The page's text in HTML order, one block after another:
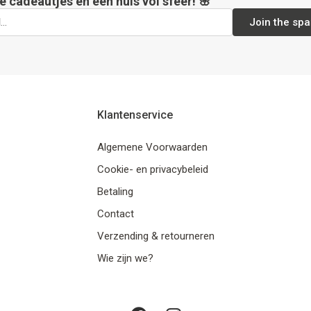
Join the
Klantenservice
Algemene Voorwaarden
Cookie- en privacybeleid
Betaling
Contact
Verzending & retourneren
Wie zijn we?